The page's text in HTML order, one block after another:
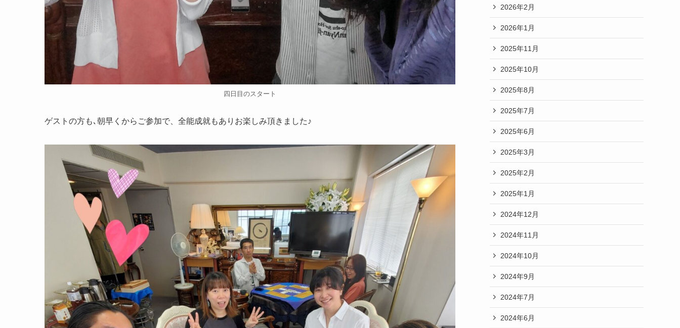
四日目のスタート
ゲストの方も､朝早くからご参加で、全能成就もありお楽しみ頂きました♪
2026年2月
2026年1月
2025年11月
2025年10月
2025年8月
2025年7月
2025年6月
2025年3月
2025年2月
2025年1月
2024年12月
2024年11月
2024年10月
2024年9月
2024年7月
2024年6月